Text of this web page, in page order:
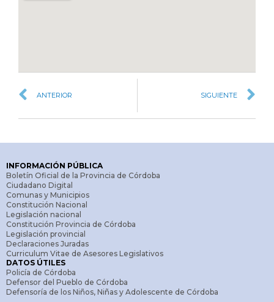
ANTERIOR SIGUIENTE
INFORMACIÓN PÚBLICA
Boletín Oficial de la Provincia de Córdoba
Ciudadano Digital
Comunas y Municipios
Constitución Nacional
Legislación nacional
Constitución Provincia de Córdoba
Legislación provincial
Declaraciones Juradas
Curriculum Vitae de Asesores Legislativos
DATOS ÚTILES
Policía de Córdoba
Defensor del Pueblo de Córdoba
Defensoría de los Niños, Niñas y Adolescente de Córdoba